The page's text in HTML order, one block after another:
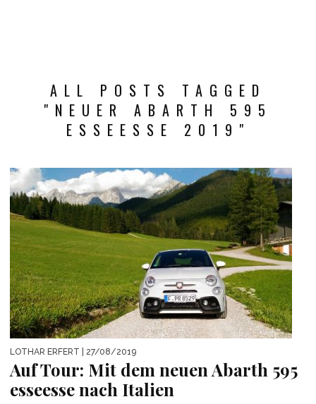
ALL POSTS TAGGED
"NEUER ABARTH 595
ESSEESSE 2019"
LOTHAR ERFERT | 27/08/2019
Auf Tour: Mit dem neuen Abarth 595
esseesse nach Italien